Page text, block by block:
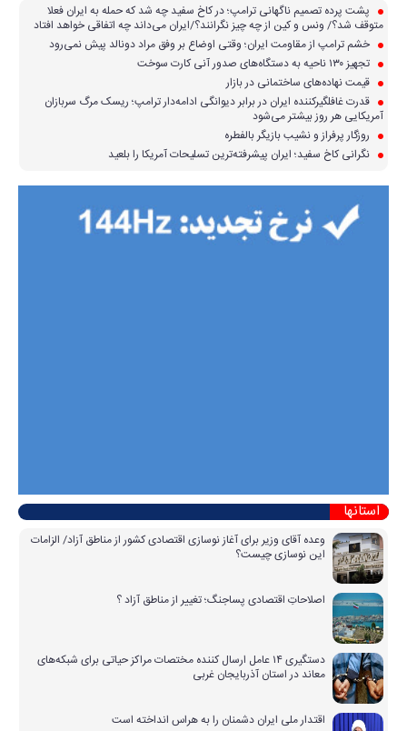
پشت پرده تصمیم ناگهانی ترامپ؛ در کاخ سفید چه شد که حمله به ایران فعلا
متوقف شد؟/ ونس و کین از چه چیز نگرانند؟/ایران می‌داند چه اتفاقی خواهد افتاد
خشم ترامپ از مقاومت ایران؛ وقتی اوضاع بر وفق مراد دونالد پیش نمی‌رود
تجهیز ۱۳۰ ناحیه به دستگاه‌های صدور آنی کارت سوخت
قیمت نهاده‌های ساختمانی در بازار
قدرت غافلگیرکننده ایران در برابر دیوانگی ادامه‌دار ترامپ؛ ریسک مرگ سربازان
آمریکایی هر روز بیشتر می‌شود
روزگار پرفراز و نشیب بازیگر بالفطره
نگرانی کاخ سفید؛ ایران پیشرفته‌ترین تسلیحات آمریکا را بلعید
استانها
وعده آقای وزیر برای آغاز نوسازی اقتصادی کشور از مناطق آزاد/ الزامات
این نوسازی چیست؟
اصلاحاتِ اقتصادی پساجنگ؛ تغییر از مناطق آزاد ؟
دستگیری ۱۴ عامل ارسال کننده مختصات مراکز حیاتی برای شبکه‌های
معاند در استان آذربایجان غربی
اقتدار ملی ایران دشمنان را به هراس انداخته است